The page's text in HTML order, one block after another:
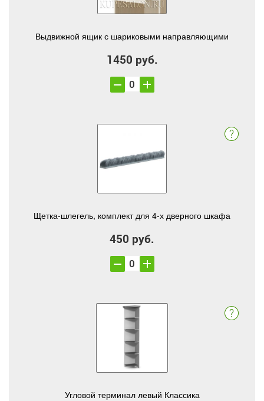
Выдвижной ящик с шариковыми направляющими
1450 руб.
Щетка-шлегель, комплект для 4-х дверного шкафа
450 руб.
Угловой терминал левый Классика